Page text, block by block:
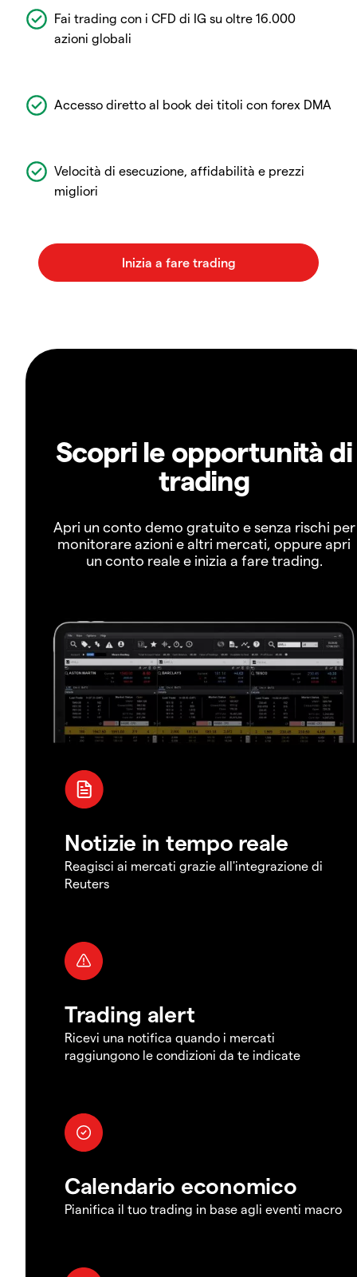
Fai trading con i CFD di IG su oltre 16.000
azioni globali
Accesso diretto al book dei titoli con forex DMA
Velocità di esecuzione, affidabilità e prezzi
migliori
Scopri le opportunità di
trading
Apri un conto demo gratuito e senza rischi per
monitorare azioni e altri mercati, oppure apri
un conto reale e inizia a fare trading.
Notizie in tempo reale
Reagisci ai mercati grazie all'integrazione di
Reuters
Trading alert
Ricevi una notifica quando i mercati
raggiungono le condizioni da te indicate
Calendario economico
Pianifica il tuo trading in base agli eventi macro